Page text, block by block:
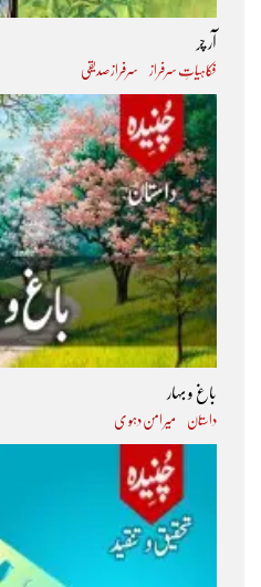
آر چر
فکاہیاتِ سرفراز سرفراز صدیقی
باغ و بہار
داستان میر امن دہو ی